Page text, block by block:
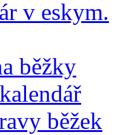
v eskym.
běžky
běžek